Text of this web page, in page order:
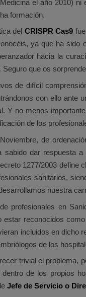
el año 2010)
formación.
del CRISPR Cas9
ya que ha
hacia la
que os
de difícil
con ello ante
Y no menos
de los
de
sabido dar respuesta a
1277/2003
sanitarios,
nuestra
profesionales en
estar reconocidos
incluidos en dicho
de los
trivial el problema,
de los propios
Jefe de Servicio o